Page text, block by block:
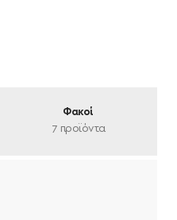
Φακοί
7 προϊόντα